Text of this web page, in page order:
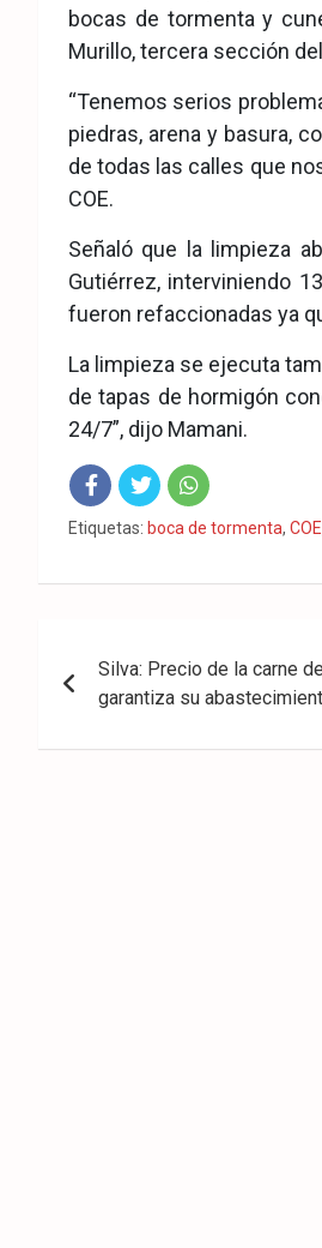
ook
pp
bocas de tormenta y
Murillo, tercera sección
“Tenemos serios
piedras, arena y basura,
de todas las calles que
COE.
Señaló que la limpieza
Gutiérrez, interviniendo
fueron refaccionadas ya
La limpieza se ejecuta
de tapas de hormigón
24/7”, dijo Mamani.
Fac Twit Wha
Etiquetas: boca de tormenta, COE
de
Silva: Precio de la carne
garantiza su